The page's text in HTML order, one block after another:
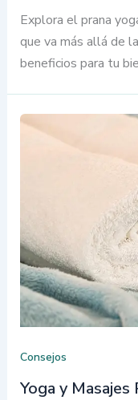
Explora el prana
que va más allá de
beneficios para tu
Consejos
Yoga y Masajes